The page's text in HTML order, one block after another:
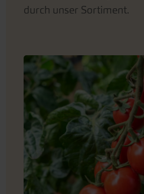
durch unser Sortiment.